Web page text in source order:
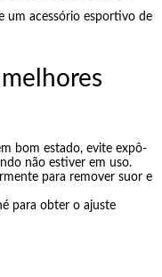
um acessório esportivo de
bom estado, evite expô-
não estiver em uso.
para remover suor e
para obter o ajuste